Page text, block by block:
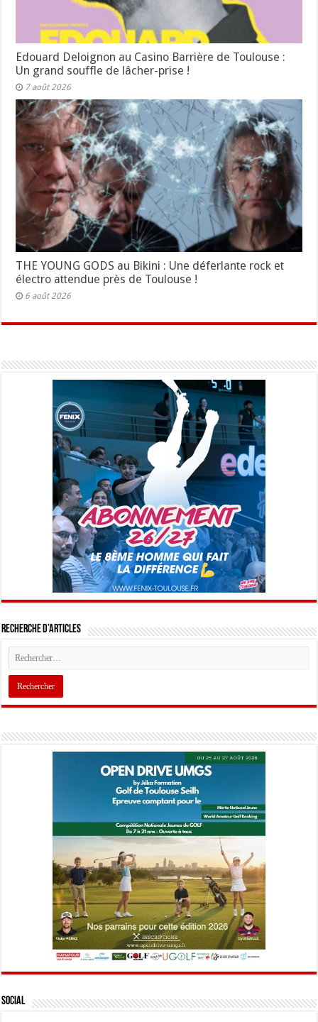
Edouard Deloignon au Casino Barrière de Toulouse :
Un grand souffle de lâcher-prise !
7 août 2026
THE YOUNG GODS au Bikini : Une déferlante rock et
électro attendue près de Toulouse !
6 août 2026
Recherche d’articles
Social